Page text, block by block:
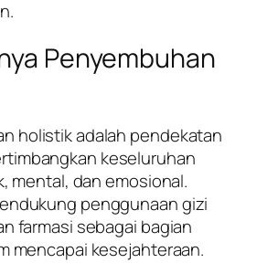
Penyembuhan
holistik adalah pendekatan
keseluruhan
mental, dan emosional.
penggunaan gizi
farmasi sebagai bagian
mencapai kesejahteraan.